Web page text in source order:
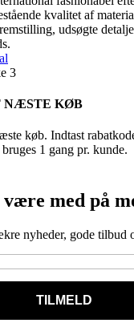
kvalitet af
udsøgte
NÆSTE KØB
køb. Indtast
1 gang pr. kunde.
med på
nyheder, gode tilbud